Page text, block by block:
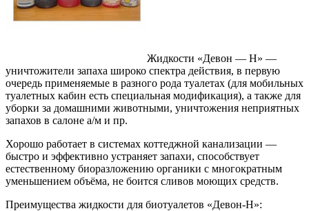
Жидкости «Девон — Н» —
уничтожители запаха широко спектра действия, в первую
очередь применяемые в разного рода туалетах (для мобильных
туалетных кабин есть специальная модификация), а также для
уборки за домашними животными, уничтожения неприятных
запахов в салоне а/м и пр.
Хорошо работает в системах коттеджной канализации —
быстро и эффективно устраняет запахи, способствует
естественному биоразложению органики с многократным
уменьшением объёма, не боится сливов моющих средств.
Преимущества жидкости для биотуалетов «Девон-Н»: